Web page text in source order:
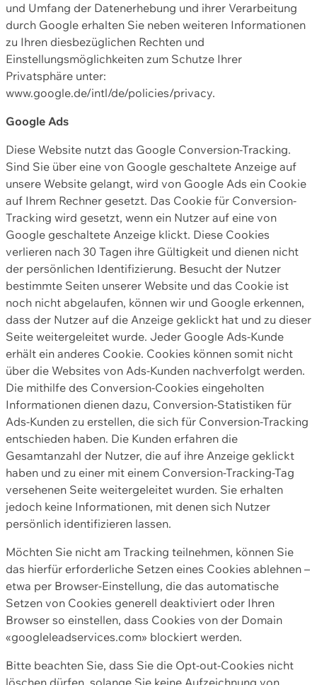
und Umfang der Datenerhebung und ihrer Verarbeitung
durch Google erhalten Sie neben weiteren Informationen
zu Ihren diesbezüglichen Rechten und
Einstellungsmöglichkeiten zum Schutze Ihrer
Privatsphäre unter:
www.google.de/intl/de/policies/privacy.
Google Ads
Diese Website nutzt das Google Conversion-Tracking.
Sind Sie über eine von Google geschaltete Anzeige auf
unsere Website gelangt, wird von Google Ads ein Cookie
auf Ihrem Rechner gesetzt. Das Cookie für Conversion-
Tracking wird gesetzt, wenn ein Nutzer auf eine von
Google geschaltete Anzeige klickt. Diese Cookies
verlieren nach 30 Tagen ihre Gültigkeit und dienen nicht
der persönlichen Identifizierung. Besucht der Nutzer
bestimmte Seiten unserer Website und das Cookie ist
noch nicht abgelaufen, können wir und Google erkennen,
dass der Nutzer auf die Anzeige geklickt hat und zu dieser
Seite weitergeleitet wurde. Jeder Google Ads-Kunde
erhält ein anderes Cookie. Cookies können somit nicht
über die Websites von Ads-Kunden nachverfolgt werden.
Die mithilfe des Conversion-Cookies eingeholten
Informationen dienen dazu, Conversion-Statistiken für
Ads-Kunden zu erstellen, die sich für Conversion-Tracking
entschieden haben. Die Kunden erfahren die
Gesamtanzahl der Nutzer, die auf ihre Anzeige geklickt
haben und zu einer mit einem Conversion-Tracking-Tag
versehenen Seite weitergeleitet wurden. Sie erhalten
jedoch keine Informationen, mit denen sich Nutzer
persönlich identifizieren lassen.
Möchten Sie nicht am Tracking teilnehmen, können Sie
das hierfür erforderliche Setzen eines Cookies ablehnen –
etwa per Browser-Einstellung, die das automatische
Setzen von Cookies generell deaktiviert oder Ihren
Browser so einstellen, dass Cookies von der Domain
«googleleadservices.com» blockiert werden.
Bitte beachten Sie, dass Sie die Opt-out-Cookies nicht